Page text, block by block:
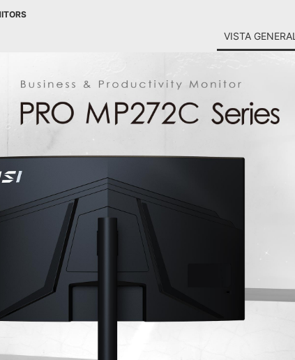
VISTA GENERAL